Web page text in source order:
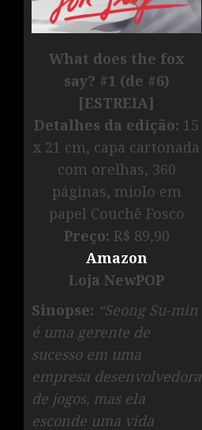
What does the fox
say? #1 (de #6)
[ESTREIA]
Detalhes da edição: 15
x 21 cm, capa cartonada
com orelhas, 360
páginas, miolo em
papel Couchê Fosco
Preço: R$ 89,90
Amazon
Loja NewPOP
Sinopse: “Seong Su-min
é uma gerente de
sucesso em uma
empresa desenvolvedora
de jogos, mas ela
esconde uma vida